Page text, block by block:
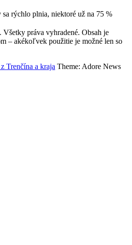
rýchlo plnia, niektoré už na 75 %
práva vyhradené. Obsah je
– akékoľvek použitie je možné len so
Trenčína a kraja Theme: Adore News